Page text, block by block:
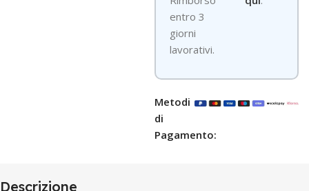
entro 3
giorni
lavorativi.
Metodi
di
Pagamento:
Descrizione